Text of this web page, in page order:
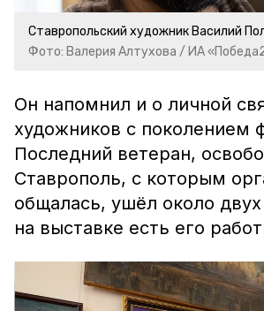
Ставропольский художник Василий
Фото: Валерия Алтухова / ИА
Он напомнил и о личной
художников с поколением
Последний ветеран,
Ставрополь, с которым
общалась, ушёл около двух
на выставке есть его